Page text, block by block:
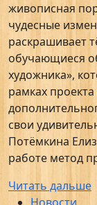
живописная
чудесные
раскрашивает
обучающиеся
художника»,
рамках
свои
Потёмкина
работе метод
Читать дальше